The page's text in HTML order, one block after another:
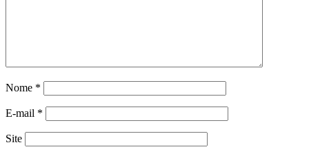
Nome *
E-mail *
Site